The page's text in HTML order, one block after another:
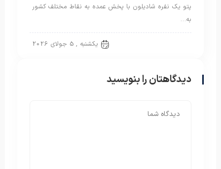
پتو یک نفره شادیلون با پخش عمده به نقاط مختلف کشور
به…
یکشنبه , 5 جولای 2026
دیدگاهتان را بنویسید